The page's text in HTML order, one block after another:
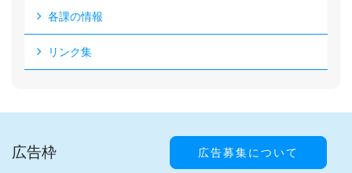
各課の情報
リンク集
広告枠 広告募集について